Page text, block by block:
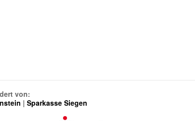
von:
| Sparkasse Siegen